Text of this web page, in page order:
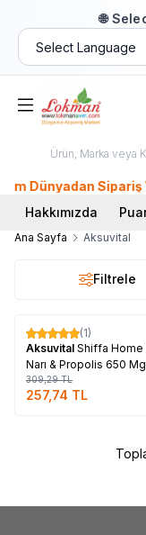
🌐
Dünyadan Sipariş
Hakkımızda
Ana Sayfa Aksuvital
Filtrele
%17
(1)
Aksuvital Shiffa Home
Narı & Propolis 650
Kapsül
309,29TL
257,74 TL